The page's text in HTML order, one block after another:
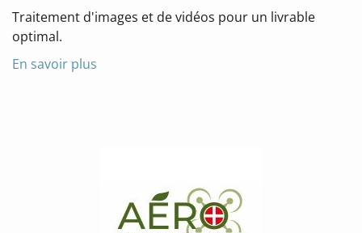
Traitement d'images et de vidéos pour un livrable
optimal.
En savoir plus